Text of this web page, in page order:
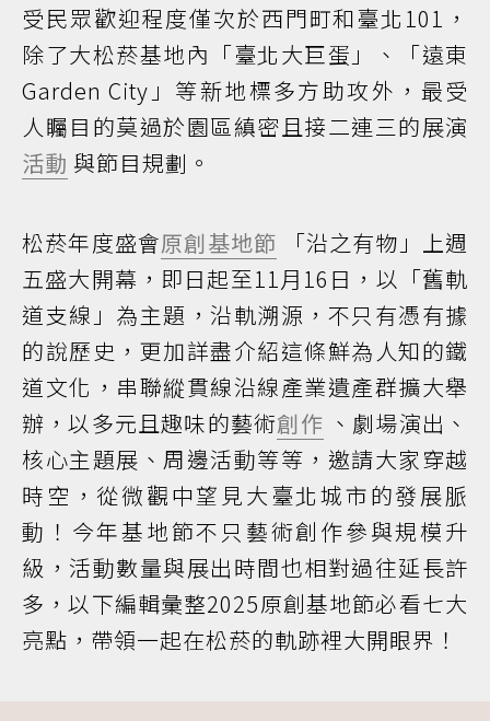
受民眾歡迎程度僅次於西門町和臺北101，
除了大松菸基地內「臺北大巨蛋」、「遠東
Garden City」等新地標多方助攻外，最受
人矚目的莫過於園區縝密且接二連三的展演
活動 與節目規劃。
松菸年度盛會原創基地節 「沿之有物」上週
五盛大開幕，即日起至11月16日，以「舊軌
道支線」為主題，沿軌溯源，不只有憑有據
的說歷史，更加詳盡介紹這條鮮為人知的鐵
道文化，串聯縱貫線沿線產業遺產群擴大舉
辦，以多元且趣味的藝術創作 、劇場演出、
核心主題展、周邊活動等等，邀請大家穿越
時空，從微觀中望見大臺北城市的發展脈
動！今年基地節不只藝術創作參與規模升
級，活動數量與展出時間也相對過往延長許
多，以下編輯彙整2025原創基地節必看七大
亮點，帶領一起在松菸的軌跡裡大開眼界！